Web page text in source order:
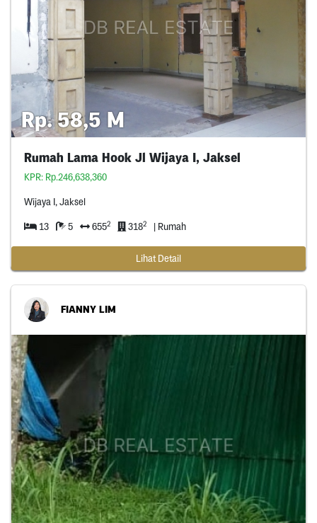
Rp. 58,5 M
Rumah Lama Hook Jl Wijaya I, Jaksel
KPR: Rp.246,638,360
Wijaya I, Jaksel
13 5 6552 3182 | Rumah
Lihat Detail
FIANNY LIM